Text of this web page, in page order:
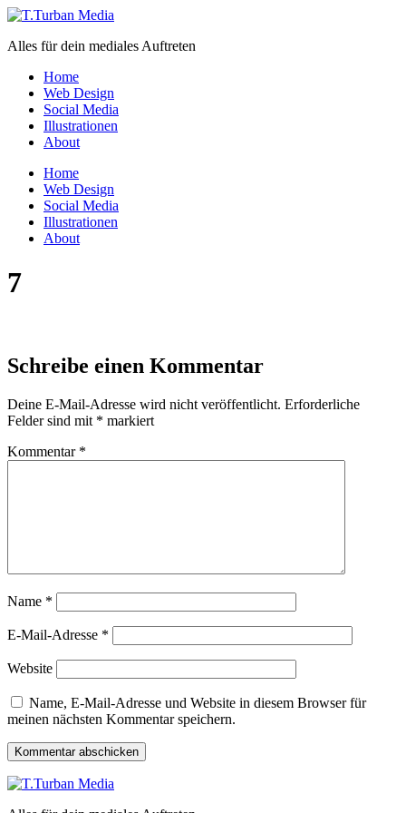
Zum
wechseln
Alles für dein mediales Auftreten
Home
Web Design
Social Media
Illustrationen
About
Menü
Home
Web Design
Social Media
Illustrationen
About
7
Schreibe einen Kommentar
Deine E-Mail-Adresse wird nicht veröffentlicht. Erforderliche
Felder sind mit * markiert
Kommentar *
Name *
E-Mail-Adresse *
Website
Name, E-Mail-Adresse und Website in diesem Browser für
meinen nächsten Kommentar speichern.